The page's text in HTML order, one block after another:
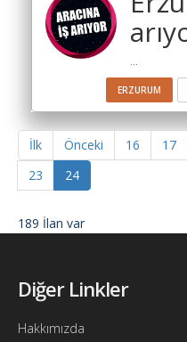
Katsayısı
Ajandam
Hakkımızda
İletişim
...
ERZURUM
İlk Önceki 16 17
23
24
189 İlan var
Diğer Linkler
Hakkımızda